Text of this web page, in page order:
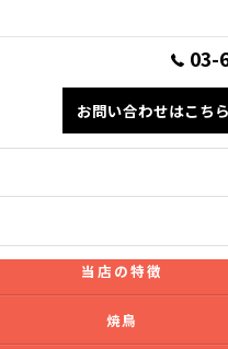
03-
お問い合わせはこちら
当店の特徴
焼鳥